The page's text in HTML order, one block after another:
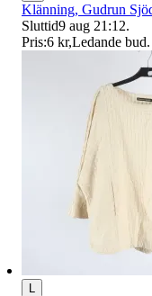
Klänning, Gudrun
Sluttid9 aug 21:12.
Pris:6 kr,Ledande bud.